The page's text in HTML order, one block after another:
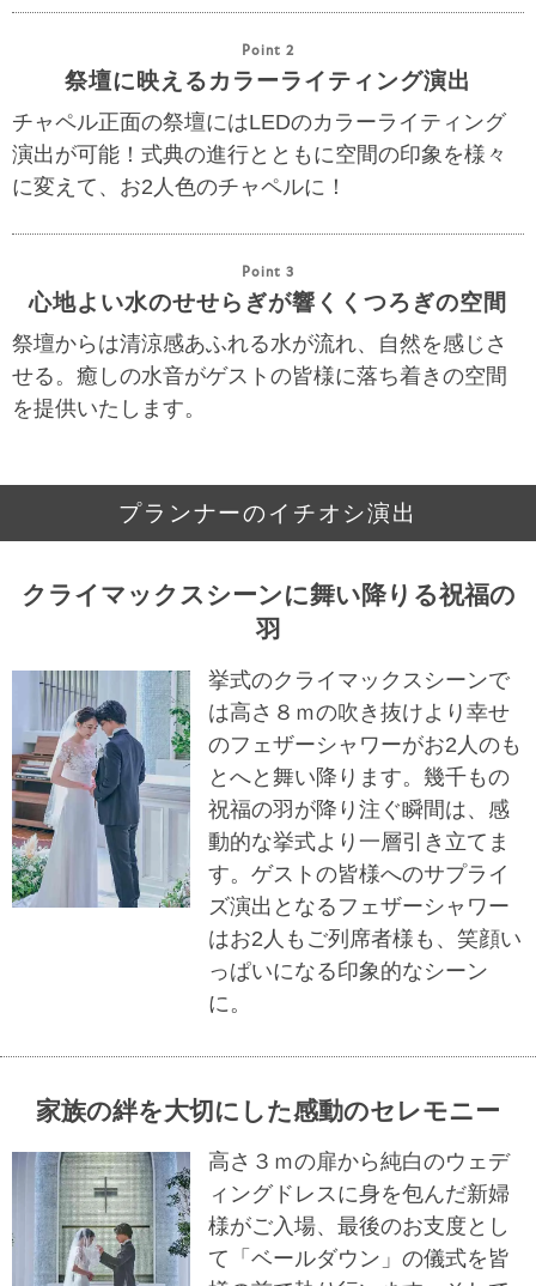
Point 2
祭壇に映えるカラーライティング演出
チャペル正面の祭壇にはLEDのカラーライティング
演出が可能！式典の進行とともに空間の印象を様々
に変えて、お2人色のチャペルに！
Point 3
心地よい水のせせらぎが響くくつろぎの空間
祭壇からは清涼感あふれる水が流れ、自然を感じさ
せる。癒しの水音がゲストの皆様に落ち着きの空間
を提供いたします。
プランナーのイチオシ演出
クライマックスシーンに舞い降りる祝福の
羽
挙式のクライマックスシーンで
は高さ８ｍの吹き抜けより幸せ
のフェザーシャワーがお2人のも
とへと舞い降ります。幾千もの
祝福の羽が降り注ぐ瞬間は、感
動的な挙式より一層引き立てま
す。ゲストの皆様へのサプライ
ズ演出となるフェザーシャワー
はお2人もご列席者様も、笑顔い
っぱいになる印象的なシーン
に。
家族の絆を大切にした感動のセレモニー
高さ３ｍの扉から純白のウェデ
ィングドレスに身を包んだ新婦
様がご入場、最後のお支度とし
て「ベールダウン」の儀式を皆